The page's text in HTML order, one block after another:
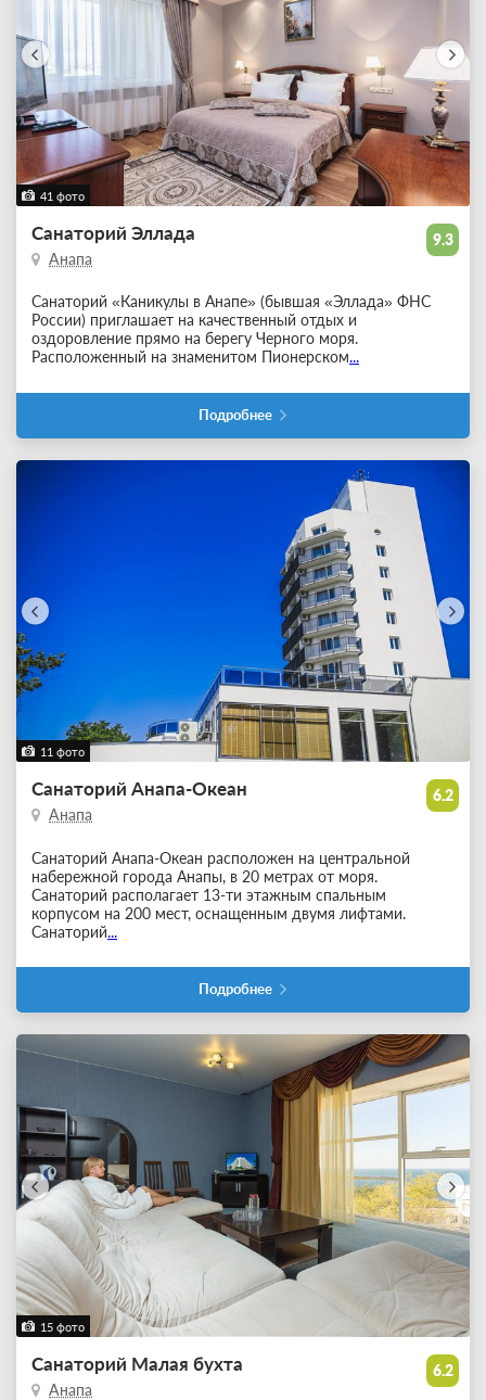
41 фото
9.3
Санаторий Эллада
Анапа
Санаторий «Каникулы в Анапе» (бывшая «Эллада» ФНС
России) приглашает на качественный отдых и
оздоровление прямо на берегу Черного моря.
Расположенный на знаменитом Пионерском...
Подробнее
11 фото
6.2
Санаторий Анапа-Океан
Анапа
Санаторий Анапа-Океан расположен на центральной
набережной города Анапы, в 20 метрах от моря.
Санаторий располагает 13-ти этажным спальным
корпусом на 200 мест, оснащенным двумя лифтами.
Санаторий...
Подробнее
15 фото
6.2
Санаторий Малая бухта
Анапа